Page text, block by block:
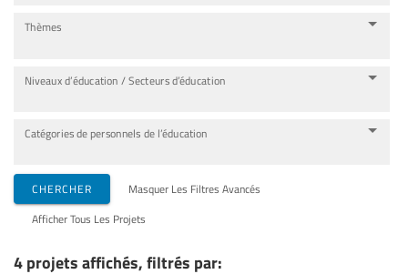
Thèmes
Niveaux d’éducation / Secteurs d’éducation
Catégories de personnels de l’éducation
CHERCHER Masquer Les Filtres Avancés
Afficher Tous Les Projets
4 projets affichés, filtrés par: